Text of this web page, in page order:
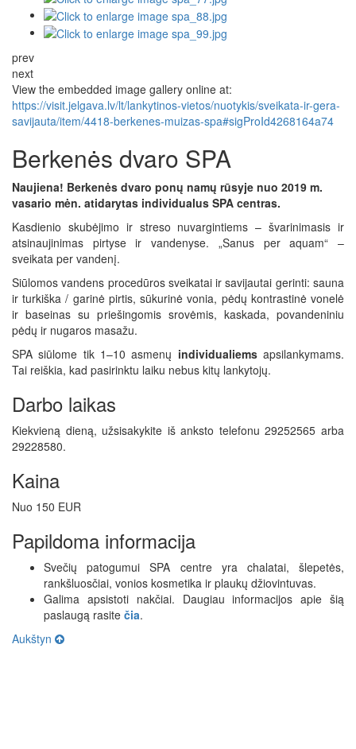
prev
next
View the embedded image gallery online at:
https://visit.jelgava.lv/lt/lankytinos-vietos/nuotykis/sveikata-ir-gera-
savijauta/item/4418-berkenes-muizas-spa#sigProId4268164a74
Berkenės dvaro SPA
Naujiena! Berkenės dvaro ponų namų rūsyje nuo 2019 m.
vasario mėn. atidarytas individualus SPA centras.
Kasdienio skubėjimo ir streso nuvargintiems – švarinimasis ir
atsinaujinimas pirtyse ir vandenyse. „Sanus per aquam“ –
sveikata per vandenį.
Siūlomos vandens procedūros sveikatai ir savijautai gerinti: sauna
ir turkiška / garinė pirtis, sūkurinė vonia, pėdų kontrastinė vonelė
ir baseinas su priešingomis srovėmis, kaskada, povandeniniu
pėdų ir nugaros masažu.
SPA siūlome tik 1–10 asmenų individualiemsapsilankymams.
Tai reiškia, kad pasirinktu laiku nebus kitų lankytojų.
Darbo laikas
Kiekvieną dieną, užsisakykite iš anksto telefonu 29252565 arba
29228580.
Kaina
Nuo 150 EUR
Papildoma informacija
Svečių patogumui SPA centre yra chalatai, šlepetės,
rankšluosčiai, vonios kosmetika ir plaukų džiovintuvas.
Galima apsistoti nakčiai. Daugiau informacijos apie šią
paslaugą rasite čia.
Aukštyn